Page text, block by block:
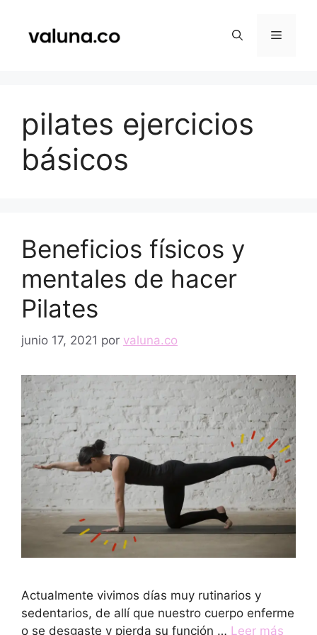
contenido
Menú
pilates ejercicios
básicos
Beneficios físicos y
mentales de hacer
Pilates
junio 17, 2021 por valuna.co
Actualmente vivimos días muy rutinarios y
sedentarios, de allí que nuestro cuerpo enferme
o se desgaste y pierda su función … Leer más